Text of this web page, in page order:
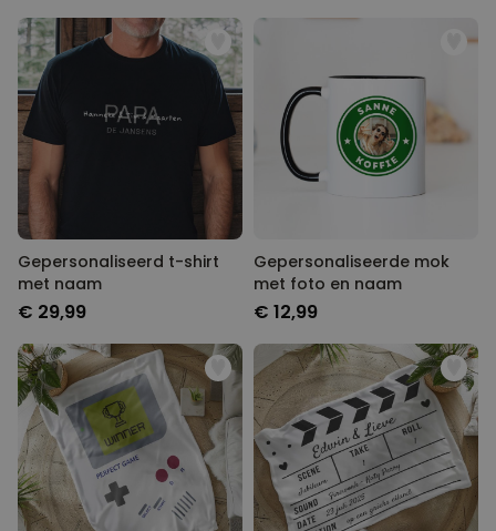
Gepersonaliseerd t-shirt
met naam
€ 29,99
Gepersonaliseerde mok
met foto en naam
€ 12,99